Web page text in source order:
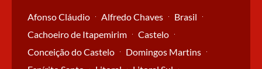
Afonso Cláudio Alfredo Chaves
Brasil
Cachoeiro de Itapemirim
Castelo
Conceição do Castelo
Domingos Martins